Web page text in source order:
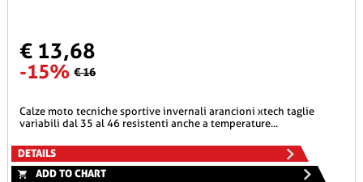
€ 13,68
-15% € 16
calze moto tecniche sportive invernali arancioni xtech taglie
variabili dal 35 al 46 resistenti anche a temperature...
DETAILS
ADD TO CHART